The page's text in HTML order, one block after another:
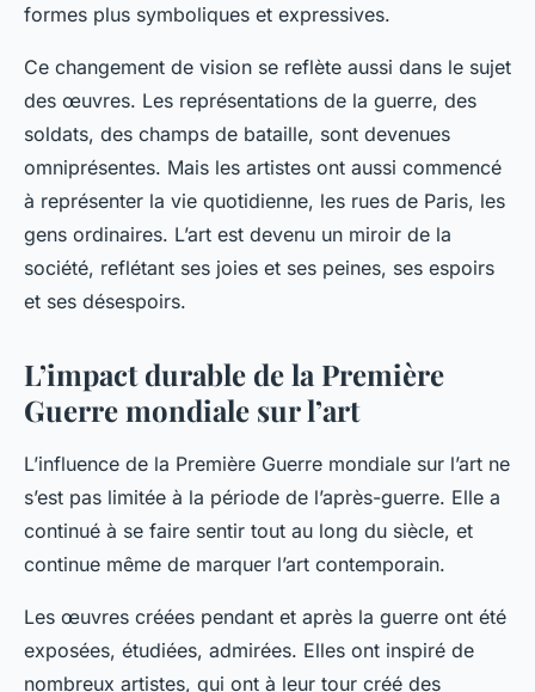
formes plus symboliques et expressives.
Ce changement de vision se reflète aussi dans le sujet
des œuvres. Les représentations de la guerre, des
soldats, des champs de bataille, sont devenues
omniprésentes. Mais les artistes ont aussi commencé
à représenter la vie quotidienne, les rues de Paris, les
gens ordinaires. L’art est devenu un miroir de la
société, reflétant ses joies et ses peines, ses espoirs
et ses désespoirs.
L’impact durable de la Première
Guerre mondiale sur l’art
L’influence de la Première Guerre mondiale sur l’art ne
s’est pas limitée à la période de l’après-guerre. Elle a
continué à se faire sentir tout au long du siècle, et
continue même de marquer l’art contemporain.
Les œuvres créées pendant et après la guerre ont été
exposées, étudiées, admirées. Elles ont inspiré de
nombreux artistes, qui ont à leur tour créé des